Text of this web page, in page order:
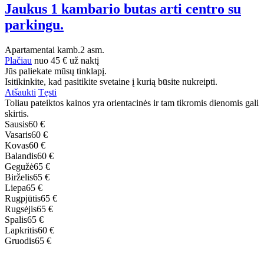
Jaukus 1 kambario butas arti centro su
parkingu.
Apartamentai kamb.2 asm.
Plačiau nuo 45 € už naktį
Jūs paliekate mūsų tinklapį.
Isitikinkite, kad pasitikite svetaine į kurią būsite nukreipti.
Atšaukti Tęsti
Toliau pateiktos kainos yra orientacinės ir tam tikromis dienomis gali
skirtis.
Sausis60 €
Vasaris60 €
Kovas60 €
Balandis60 €
Gegužė65 €
Birželis65 €
Liepa65 €
Rugpjūtis65 €
Rugsėjis65 €
Spalis65 €
Lapkritis60 €
Gruodis65 €